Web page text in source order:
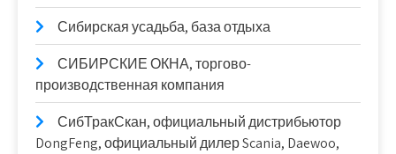
Сибирская усадьба, база отдыха
СИБИРСКИЕ ОКНА, торгово-
производственная компания
СибТракСкан, официальный дистрибьютор
DongFeng, официальный дилер Scania, Daewoo,